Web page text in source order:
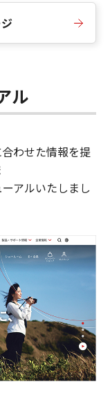
ル
わせた情報を提
アルいたしまし